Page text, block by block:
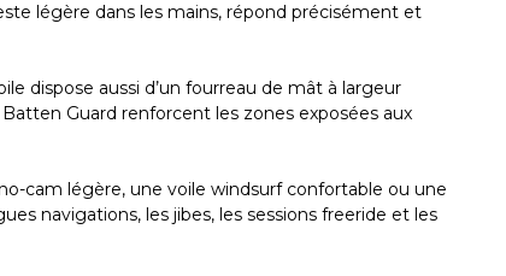
légère dans les mains, répond précisément et
dispose aussi d’un fourreau de mât à largeur
Guard renforcent les zones exposées aux
cam légère, une voile windsurf confortable ou une
navigations, les jibes, les sessions freeride et les